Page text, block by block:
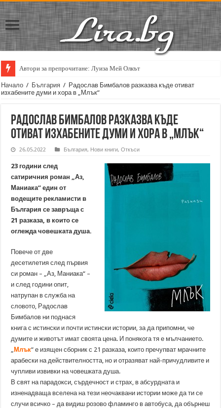
Автори за препрочитане: Луиза Мей Олкът
Кирил Кадийски: „Плачът на големия поет винаги е и сила, и
Начало / България / Радослав Бимбалов разказва къде отиват
изхабените думи и хора в „Млък“
Радослав Бимбалов разказва къде
отиват изхабените думи и хора в „Млък“
26.05.2022 България, Нови книги,Откъси
23 години след
сатиричния роман „Аз,
Маниака“ един от
водещите рекламисти в
България се завръща с
21 разказа, в които се
оглежда човешката душа.
Повече от две
десетилетия след първия
си роман – „Аз, Маниака“ –
и след години опит,
натрупан в служба на
словото, Радослав
Бимбалов ни поднася
книга с истински и почти истински истории, за да припомни, че
думите и животът имат своята цена. И понякога тя е мълчанието.
„ Млък“ е изящен сборник с 21 разказа, които пречупват мрачните
арабески на действителността, но и отразяват най-причудливите и
чупливи извивки на човешката душа.
В свят на парадокси, сърдечност и страх, в абсурдната и
изненадваща вселена на тези неочаквани истории може да ти се
случи всичко – да видиш розово фламинго в автобуса, да обърнеш